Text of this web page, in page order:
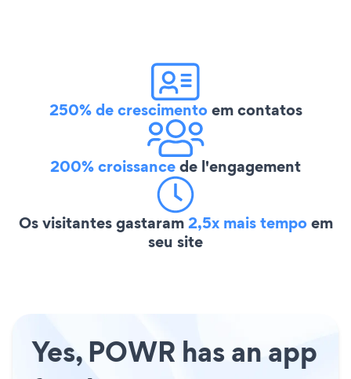
250% de crescimentoem contatos
200% croissancede l'engagement
Os visitantes gastaram2,5x mais tempoem
seu site
Yes, POWR has an app